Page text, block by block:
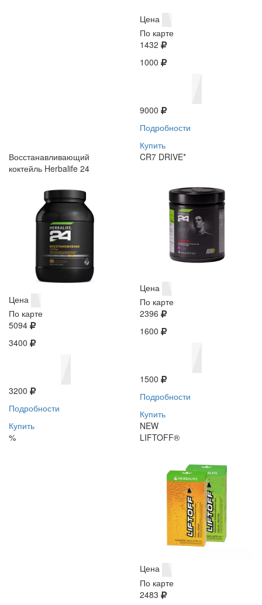
Цена
По карте
1432
1000
9000
Подробности
Купить
Восстанавливающий
коктейль Herbalife 24
Цена
По карте
5094
3400
3200
Подробности
Купить
%
CR7 DRIVE*
Цена
По карте
2396
1600
1500
Подробности
Купить
NEW
LIFTOFF®
Цена
По карте
2483